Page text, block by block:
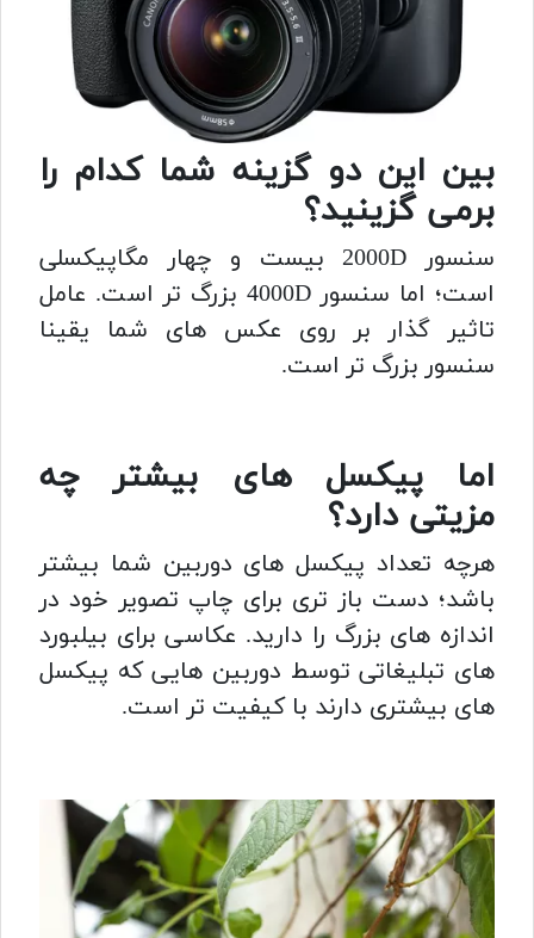
بین این دو گزینه شما کدام را
برمی گزینید؟
سنسور 2000D بیست و چهار مگاپیکسلی
است؛ اما سنسور 4000D بزرگ تر است. عامل
تاثیر گذار بر روی عکس های شما یقینا
سنسور بزرگ تر است.
اما پیکسل های بیشتر چه
مزیتی دارد؟
هرچه تعداد پیکسل های دوربین شما بیشتر
باشد؛ دست باز تری برای چاپ تصویر خود در
اندازه های بزرگ را دارید. عکاسی برای بیلبورد
های تبلیغاتی توسط دوربین هایی که پیکسل
های بیشتری دارند با کیفیت تر است.